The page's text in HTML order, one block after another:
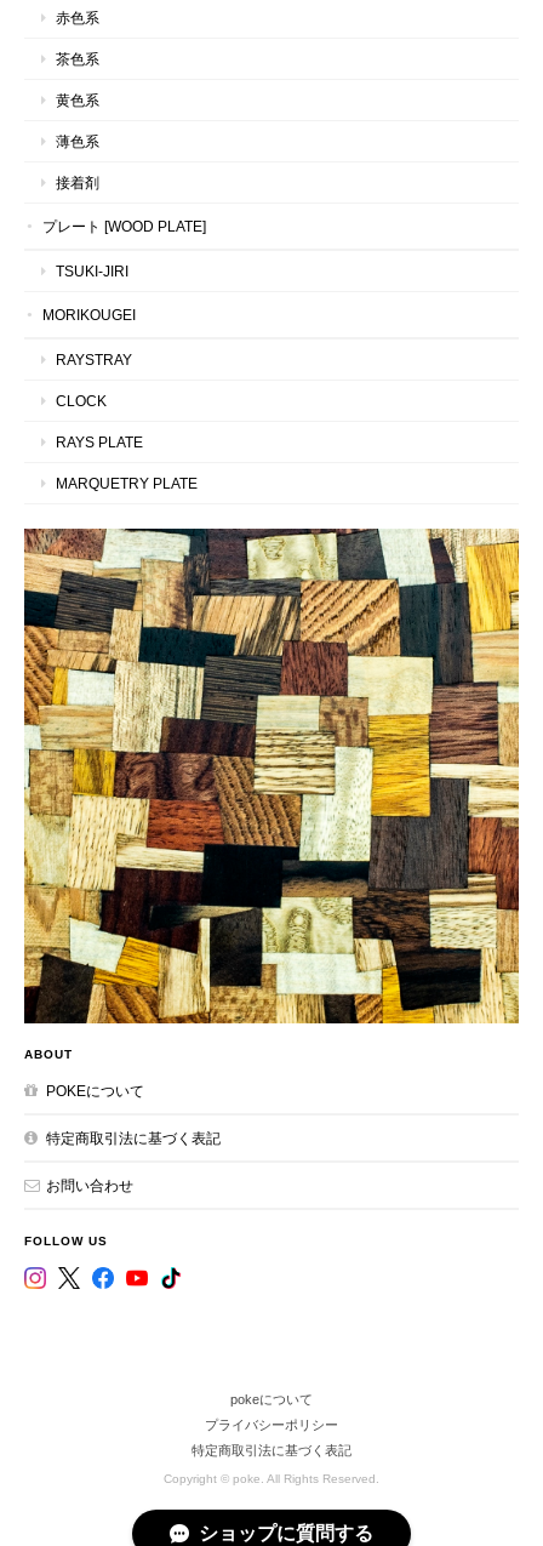
赤色系
茶色系
黄色系
薄色系
接着剤
プレート [WOOD PLATE]
TSUKI-JIRI
MORIKOUGEI
RAYSTRAY
CLOCK
RAYS PLATE
MARQUETRY PLATE
ABOUT
POKEについて
特定商取引法に基づく表記
お問い合わせ
FOLLOW US
pokeについて
プライバシーポリシー
特定商取引法に基づく表記
Copyright © poke. All Rights Reserved.
ショップに質問する